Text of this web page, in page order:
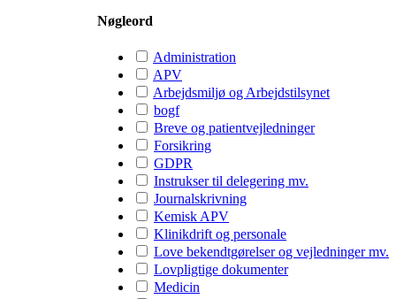
Nøgleord
Administration
APV
Arbejdsmiljø og Arbejdstilsynet
bogf
Breve og patientvejledninger
Forsikring
GDPR
Instrukser til delegering mv.
Journalskrivning
Kemisk APV
Klinikdrift og personale
Love bekendtgørelser og vejledninger mv.
Lovpligtige dokumenter
Medicin